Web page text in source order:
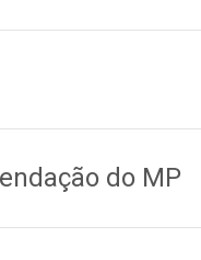
do MP